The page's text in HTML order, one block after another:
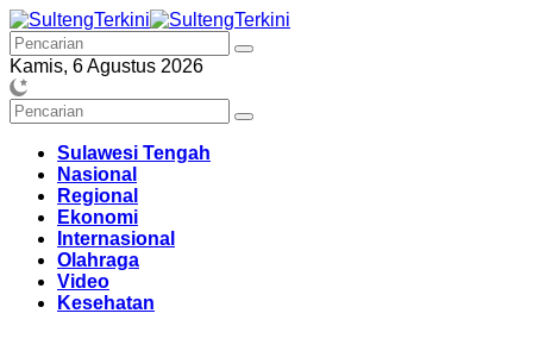
Langsung
ke
konten
Kamis, 6 Agustus 2026
Sulawesi Tengah
Nasional
Regional
Ekonomi
Internasional
Olahraga
Video
Kesehatan